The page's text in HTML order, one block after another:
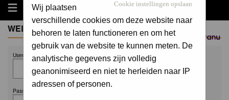
MENU
Sponsored by
Cookie instellingen opslaan
Wij plaatsen
verschillende cookies om deze website naar
behoren te laten functioneren en om het
gebruik van de website te kunnen meten. De
analytische gegevens zijn volledig
geanonimiseerd en niet te herleiden naar IP
adressen of personen.
WELCOME GUEST
Username:
Password: